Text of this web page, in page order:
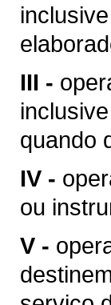
III -
quando
IV -
ou
V -